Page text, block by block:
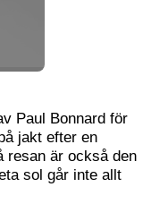
Paul Bonnard för
jakt efter en
resan är också den
sol går inte allt